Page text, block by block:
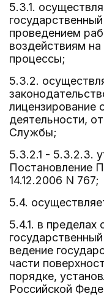
5.3.1.
проведением
воздействиям
процессы;
5.3.2.
лицензирование
деятельности,
Службы;
5.3.2.1 - 5.3.2.3.
Постановление
14.12.2006 N 767;
5.4.
5.4.1. в пределах
ведение
части
порядке,
Российской